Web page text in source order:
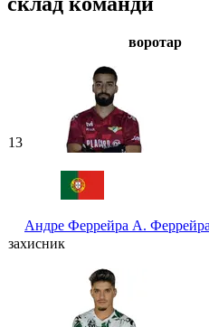
воротар
13
Андре Феррейра А. Феррейра
захисник